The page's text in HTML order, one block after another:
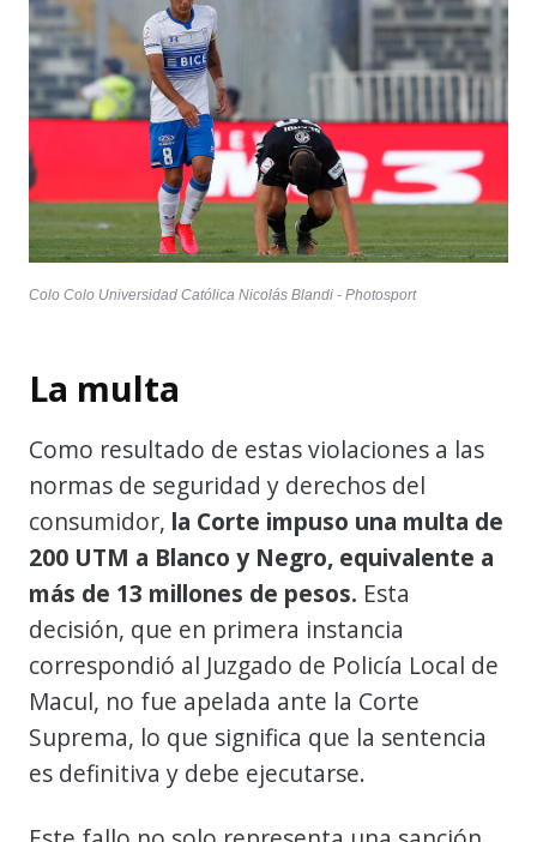
Colo Colo Universidad Católica Nicolás Blandi - Photosport
La multa
Como resultado de estas violaciones a las
normas de seguridad y derechos del
consumidor, la Corte impuso una multa de
200 UTM a Blanco y Negro, equivalente a
más de 13 millones de pesos. Esta
decisión, que en primera instancia
correspondió al Juzgado de Policía Local de
Macul, no fue apelada ante la Corte
Suprema, lo que significa que la sentencia
es definitiva y debe ejecutarse.